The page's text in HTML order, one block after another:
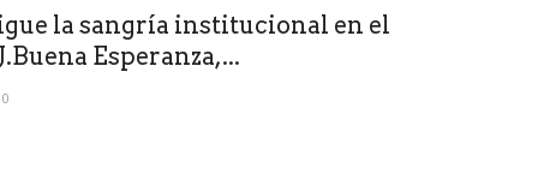
la sangría institucional en el
Esperanza,...
0